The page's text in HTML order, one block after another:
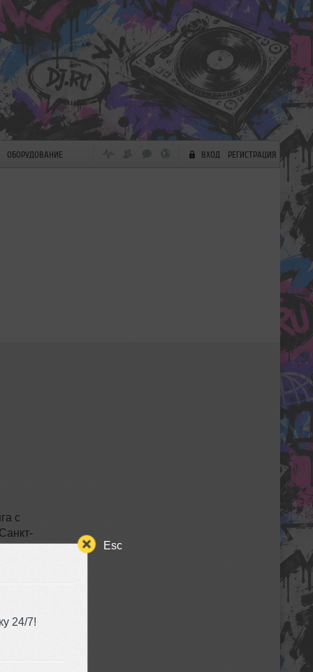
Esc
24/7!
ОБОРУДОВАНИЕ ВХОД РЕГИСТРАЦИЯ
с
с